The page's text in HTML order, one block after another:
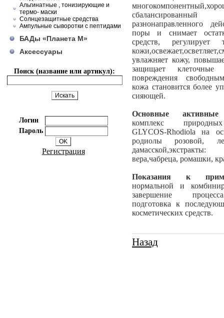
Альгинатные , тонизирующие и
термо- маски
Солнцезащитные средства
Ампульные сыворотки с пептидами
БАДы «Планета М»
Аксессуары
Поиск (название или артикул):
Логин
Пароль
Регистрация
разнонаправленного
поры и снимает
средств,
увлажняет кожу,
защищает
повреждения
кожа становится более
сияющей.
Основные активные
комплекс
GLYCOS-Rhodiola на
родиолы розовой,
вера,чабреца, ромашки,
Показания к
нормальной и
завершение
подготовка к
косметических средств.
Назад